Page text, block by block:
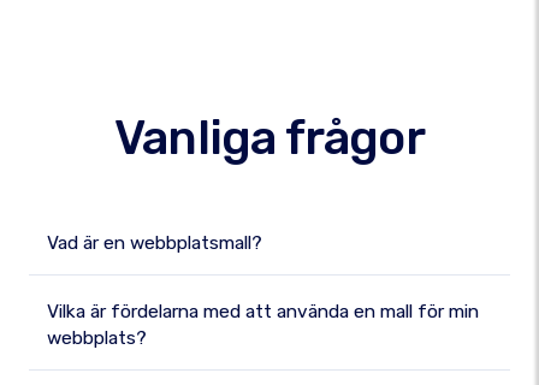
Vanliga frågor
Vad är en webbplatsmall?
Vilka är fördelarna med att använda en mall för min
webbplats?